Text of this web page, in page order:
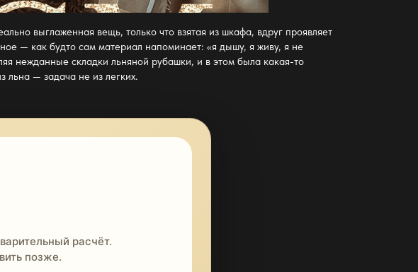
выглаженная вещь, только что взятая из шкафа, вдруг проявляет
— как будто сам материал напоминает: «я дышу, я живу, я не
нежданные складки льняной рубашки, и в этом была какая-то
льна — задача не из легких.
расчёт.
позже.